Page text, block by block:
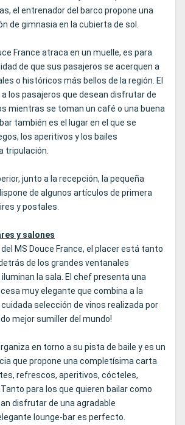
el entrenador del barco propone una
de gimnasia en la cubierta de sol.
France atraca en un muelle, es para
de que sus pasajeros se acerquen a
o históricos más bellos de la región. El
a los pasajeros que desean disfrutar de
mientras se toman un café o una buena
también es el lugar en el que se
los aperitivos y los bailes
tripulación.
junto a la recepción, la pequeña
de algunos artículos de primera
y postales.
y salones
MS Douce France, el placer está tanto
de los grandes ventanales
la sala. El chef presenta una
muy elegante que combina a la
selección de vinos realizada por
mejor sumiller del mundo!
en torno a su pista de baile y es un
que propone una completísima carta
refrescos, aperitivos, cócteles,
para los que quieren bailar como
disfrutar de una agradable
lounge-bar es perfecto.